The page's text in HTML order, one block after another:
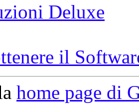
Deluxe
il
home page di